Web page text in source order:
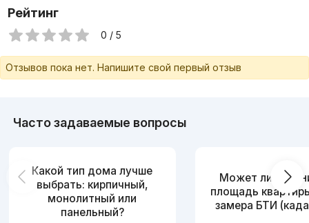
Рейтинг
0 / 5
Отзывов пока нет. Напишите свой первый отзыв
Часто задаваемые вопросы
Какой тип дома лучше
выбрать: кирпичный,
монолитный или
панельный?
Может ли
площадь
замера БТИ